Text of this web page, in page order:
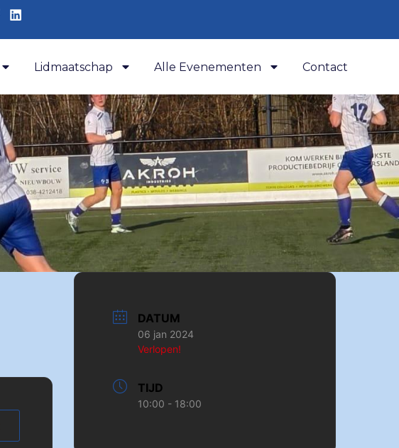
Lidmaatschap Alle Evenementen Contact
DATUM
06 jan 2024
Verlopen!
TIJD
10:00 - 18:00